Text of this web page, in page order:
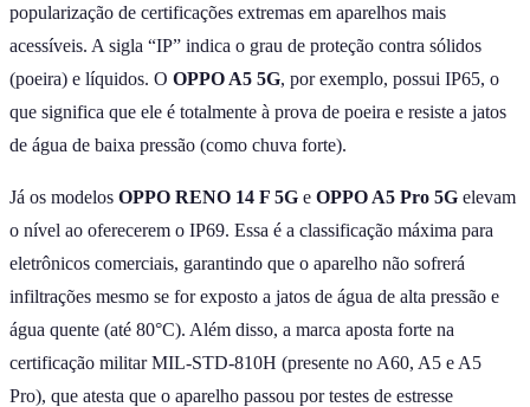
popularização de certificações extremas em aparelhos mais
acessíveis. A sigla “IP” indica o grau de proteção contra sólidos
(poeira) e líquidos. O OPPO A5 5G, por exemplo, possui IP65, o
que significa que ele é totalmente à prova de poeira e resiste a jatos
de água de baixa pressão (como chuva forte).
Já os modelos OPPO RENO 14 F 5G e OPPO A5 Pro 5G elevam
o nível ao oferecerem o IP69. Essa é a classificação máxima para
eletrônicos comerciais, garantindo que o aparelho não sofrerá
infiltrações mesmo se for exposto a jatos de água de alta pressão e
água quente (até 80°C). Além disso, a marca aposta forte na
certificação militar MIL-STD-810H (presente no A60, A5 e A5
Pro), que atesta que o aparelho passou por testes de estresse